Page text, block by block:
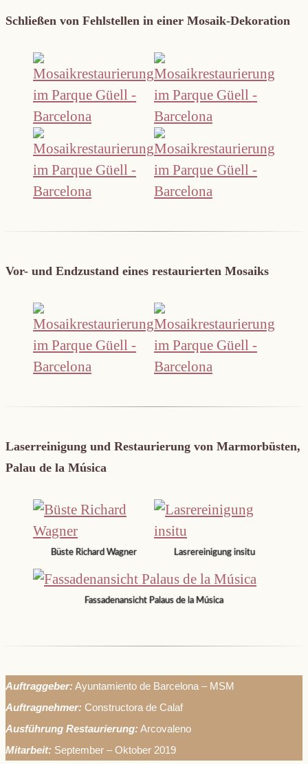
Schließen von Fehlstellen in einer Mosaik-Dekoration
Vor- und Endzustand eines restaurierten Mosaiks
Laserreinigung und Restaurierung von Marmorbüsten,
Palau de la Música
Büste Richard Wagner Lasrereinigung insitu
Fassadenansicht Palaus de la Música
Auftraggeber: Ayuntamiento de Barcelona – MSM
Auftragnehmer: Constructora de Calaf
Ausführung Restaurierung: Arcovaleno
Mitarbeit: September – Oktober 2019